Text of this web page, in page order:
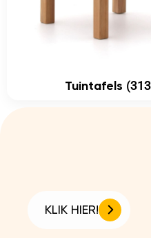
Tuintafels
KLIK HIER!